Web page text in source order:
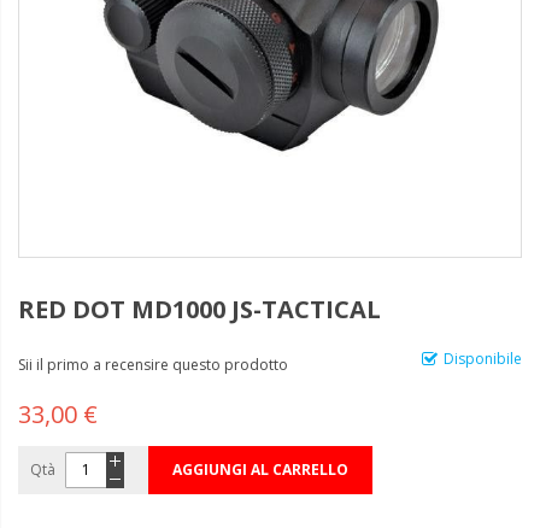
RED DOT MD1000 JS-TACTICAL
Disponibile
Sii il primo a recensire questo prodotto
33,00 €
Qtà AGGIUNGI AL CARRELLO